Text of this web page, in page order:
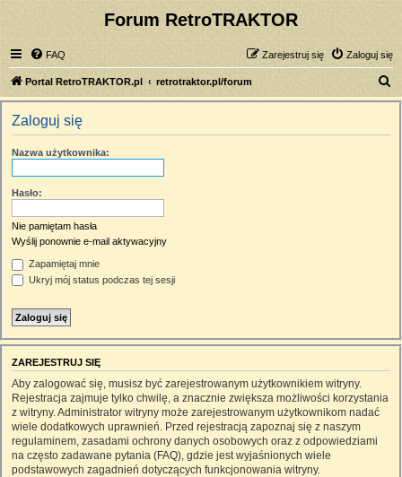
Forum RetroTRAKTOR
FAQ Zaloguj się
Zarejestruj się
Portal RetroTRAKTOR.pl retrotraktor.pl/forum
z
Zaloguj się
Nazwa użytkownika:
Hasło:
Nie pamiętam hasła
Wyślij ponownie e-mail aktywacyjny
Zapamiętaj mnie
Ukryj mój status podczas tej sesji
ZAREJESTRUJ SIĘ
Aby zalogować się, musisz być zarejestrowanym użytkownikiem witryny.
Rejestracja zajmuje tylko chwilę, a znacznie zwiększa możliwości korzystania
z witryny. Administrator witryny może zarejestrowanym użytkownikom nadać
wiele dodatkowych uprawnień. Przed rejestracją zapoznaj się z naszym
regulaminem, zasadami ochrony danych osobowych oraz z odpowiedziami
na często zadawane pytania (FAQ), gdzie jest wyjaśnionych wiele
podstawowych zagadnień dotyczących funkcjonowania witryny.